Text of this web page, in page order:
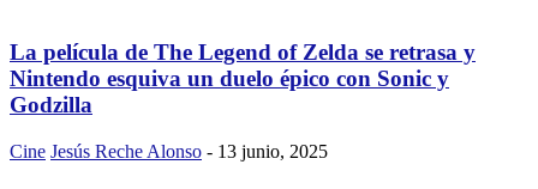
La película de The Legend of Zelda se retrasa y
Nintendo esquiva un duelo épico con Sonic y
Godzilla
Cine Jesús Reche Alonso - 13 junio, 2025